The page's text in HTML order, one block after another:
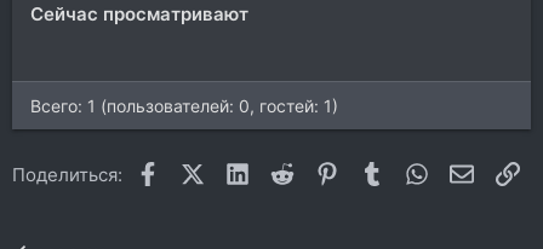
Сейчас просматривают
Всего: 1 (пользователей: 0, гостей: 1)
Поделиться: FacebookX (Twitter)
LinkedIn
Reddit Pinterest
Tumblr WhatsApp